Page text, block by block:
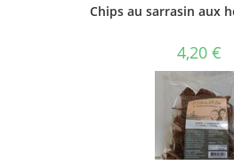
Chips au sarrasin aux
4,20 €